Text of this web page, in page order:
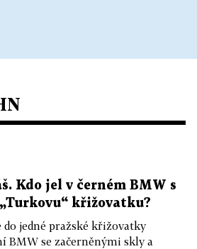
Kdo jel v černém BMW s
křižovatku?
do jedné pražské křižovatky
se začerněnými skly a